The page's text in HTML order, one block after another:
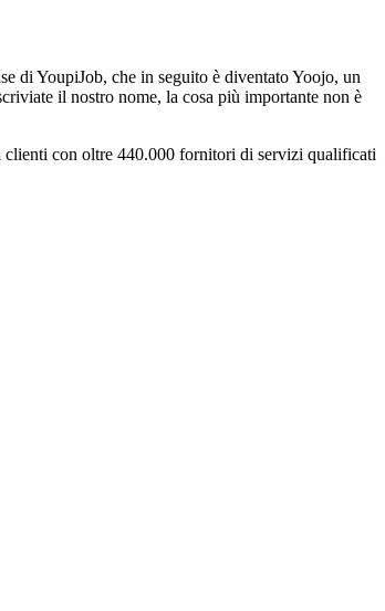
di YoupiJob, che in seguito è diventato Yoojo, un
il nostro nome, la cosa più importante non è
clienti con oltre 440.000 fornitori di servizi qualificati